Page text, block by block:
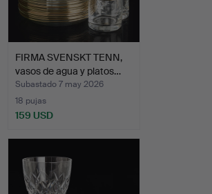
FIRMA SVENSKT TENN,
vasos de agua y platos…
Subastado 7 may 2026
18 pujas
159 USD